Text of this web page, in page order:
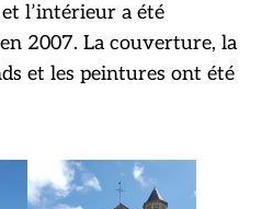
l’intérieur a été
2007. La couverture, la
et les peintures ont été